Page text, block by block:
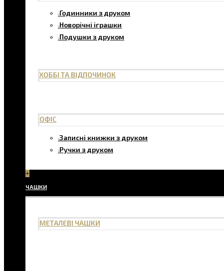
Годинники з друком
Новорічні іграшки
Подушки з друком
ХОББІ ТА ВІДПОЧИНОК
ОФІС
Записні книжки з друком
Ручки з друком
+
ЧАШКИ
МЕТАЛЕВІ ЧАШКИ